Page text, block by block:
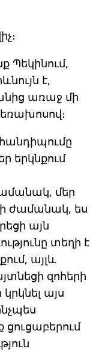
Պեկինում,
է,
առաջ մի
երկնքում
մեր
ժամանակ, ես
այն
տեղի է
այլև
զոհերի
այս
ցուցաբերում